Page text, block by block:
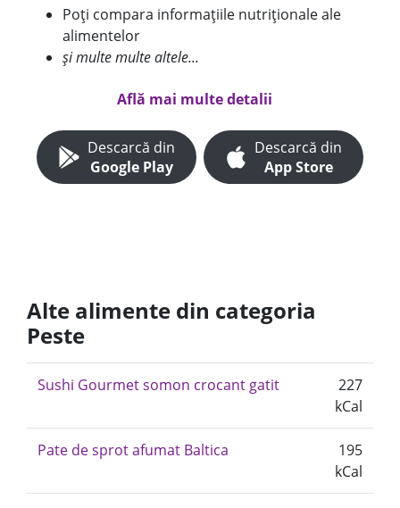
Poți compara informațiile nutriționale ale
alimentelor
și multe multe altele...
Află mai multe detalii
Descarcă din
Google Play
Descarcă din
App Store
Alte alimente din categoria
Peste
Sushi Gourmet somon crocant gatit
227
kCal
Pate de sprot afumat Baltica
195
kCal